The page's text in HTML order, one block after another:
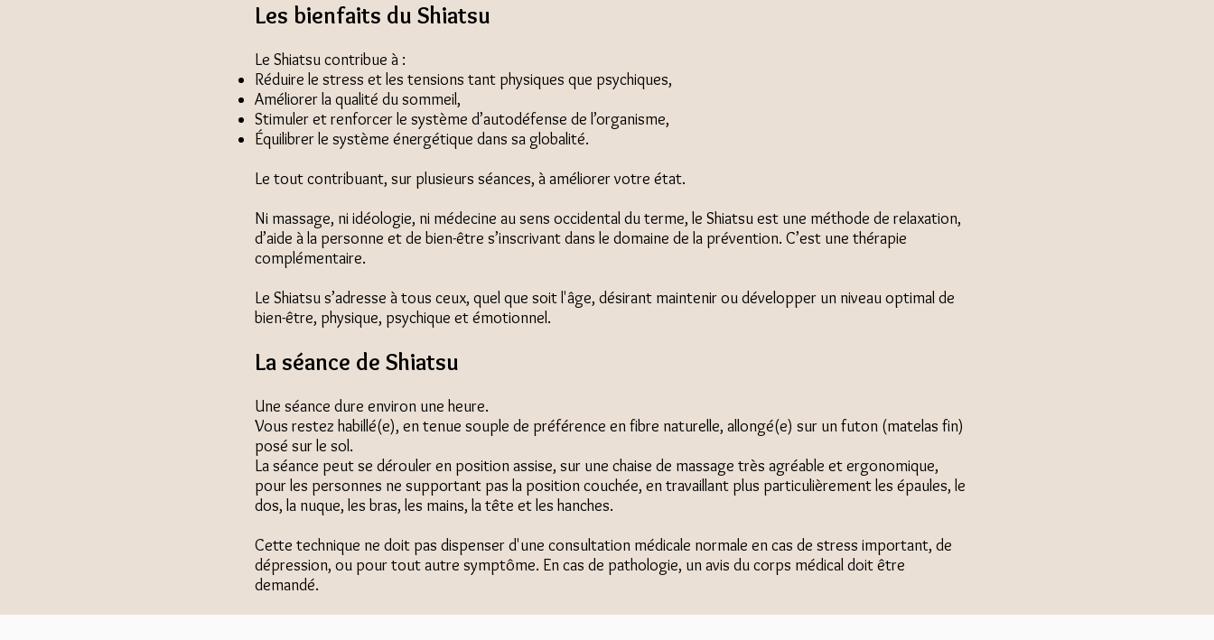
​Les bienfaits du Shiatsu
Le Shiatsu contribue à :
Réduire le stress et les tensions tant physiques que psychiques,
Améliorer la qualité du sommeil,
Stimuler et renforcer le système d’autodéfense de l’organisme,
Équilibrer le système énergétique dans sa globalité.
Le tout contribuant, sur plusieurs séances, à améliorer votre état.
Ni massage, ni idéologie, ni médecine au sens occidental du terme, le Shiatsu est une méthode de relaxation,
d’aide à la personne et de bien-être s’inscrivant dans le domaine de la prévention. C’est une thérapie
complémentaire.
Le Shiatsu s’adresse à tous ceux, quel que soit l'âge, désirant maintenir ou développer un niveau optimal de
bien-être, physique, psychique et émotionnel.
La séance de Shiatsu
Une séance dure environ une heure.
Vous restez habillé(e), en tenue souple de préférence en fibre naturelle, allongé(e) sur un futon (matelas fin)
posé sur le sol.
La séance peut se dérouler en position assise, sur une chaise de massage très agréable et ergonomique,
pour les personnes ne supportant pas la position couchée, en travaillant plus particulièrement les épaules, le
dos, la nuque, les bras, les mains, la tête et les hanches.
Cette technique ne doit pas dispenser d'une consultation médicale normale en cas de stress important, de
dépression, ou pour tout autre symptôme. En cas de pathologie, un avis du corps médical doit être
demandé.